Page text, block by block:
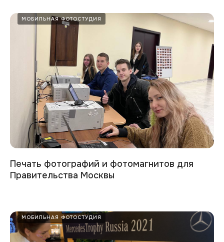
МОБИЛЬНАЯ ФОТОСТУДИЯ
Печать фотографий и фотомагнитов для
Правительства Москвы
МОБИЛЬНАЯ ФОТОСТУДИЯ